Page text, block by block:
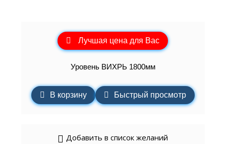
Лучшая цена для Вас
Уровень ВИХРЬ 1800мм
В корзину Быстрый просмотр
Добавить в список желаний